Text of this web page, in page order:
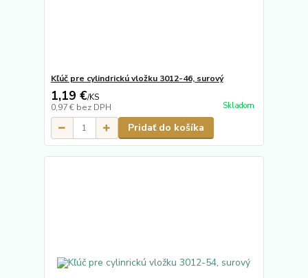
Kľúč pre cylindrickú vložku 3012-46, surový
1,19 €/KS
0,97 € bez DPH Skladom
Pridať do košíka